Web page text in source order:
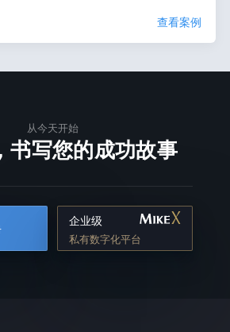
查看案例
从今天开始
书写您的成功故事
企业级
私有数字化平台